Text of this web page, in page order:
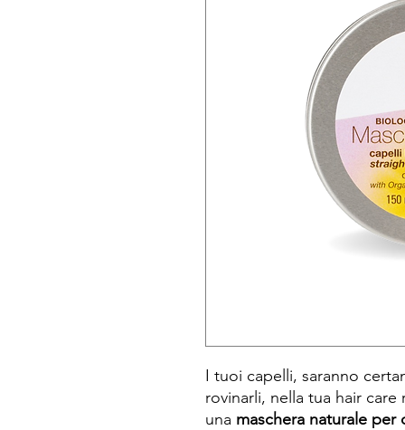
I tuoi capelli, saranno
rovinarli, nella tua hair
una maschera naturale per